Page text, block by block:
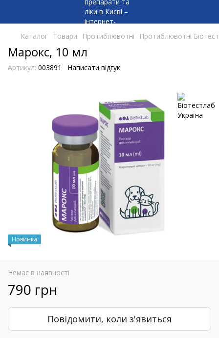
Каталог Товари Протиблювотні Протиблювотні
Марокс, 10 мл
Артикул: 003891 Написати відгук
Новинка
Немає в наявності
790 грн
Повідомити, коли з'явиться